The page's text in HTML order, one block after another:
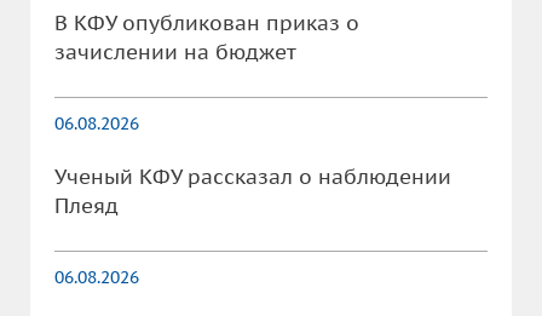
В КФУ опубликован приказ о
зачислении на бюджет
06.08.2026
Ученый КФУ рассказал о наблюдении
Плеяд
06.08.2026